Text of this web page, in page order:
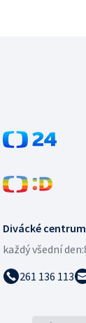
Divácké centrum
každý všední den:
261 136 113